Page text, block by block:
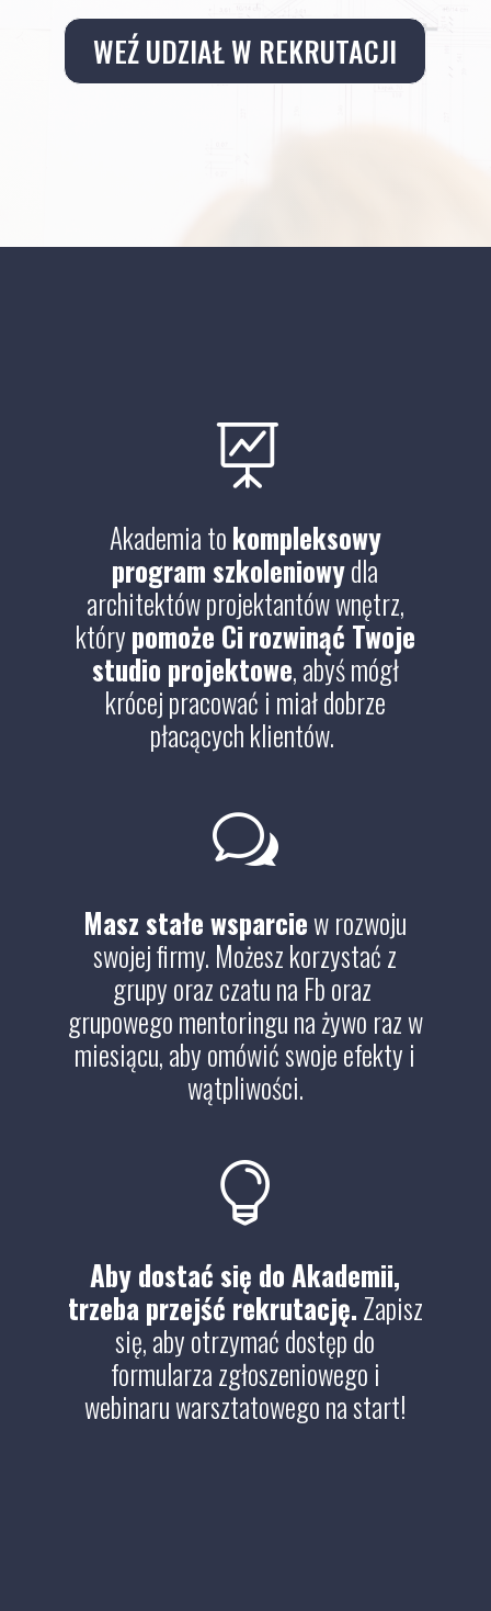
WEŹ UDZIAŁ W REKRUTACJI

Akademia tokompleksowy
program szkoleniowydla
architektów projektantów wnętrz,
którypomoże Cirozwinąć Twoje
studio projektowe, abyś mógł
krócej pracować i miał dobrze
płacących klientów.
w
Masz stałe wsparciew rozwoju
swojej firmy. Możesz korzystać z
grupy oraz czatu na Fb oraz
grupowego mentoringu na żywo raz w
miesiącu, aby omówić swoje efekty i
wątpliwości.

Aby dostać się do Akademii,
trzeba przejść rekrutację.Zapisz
się, aby otrzymać dostęp do
formularza zgłoszeniowego i
webinaru warsztatowego na start!